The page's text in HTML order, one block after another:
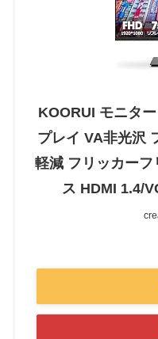
KOORUI モニタ
プレイ VA非光沢
軽減 フリッカー
ス HDMI 1.4/